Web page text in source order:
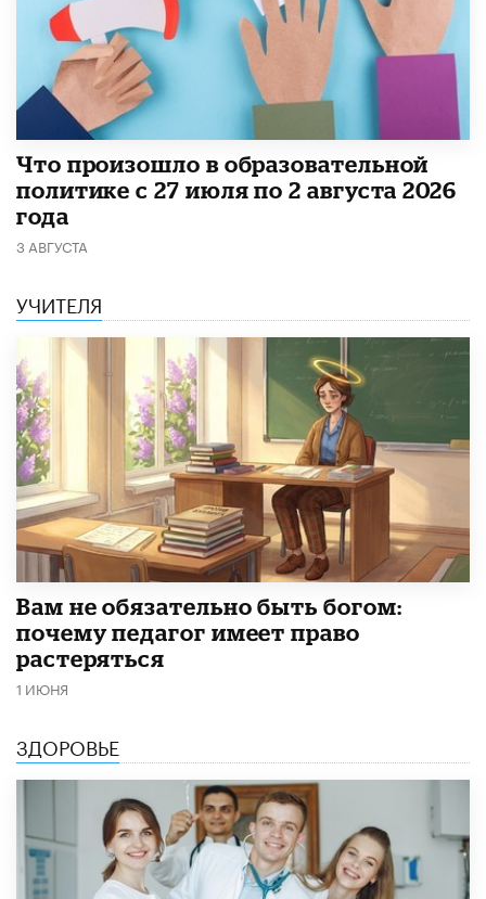
​Что произошло в образовательной
политике с 27 июля по 2 августа 2026
года
3 АВГУСТА
УЧИТЕЛЯ
​Вам не обязательно быть богом:
почему педагог имеет право
растеряться
1 ИЮНЯ
ЗДОРОВЬЕ